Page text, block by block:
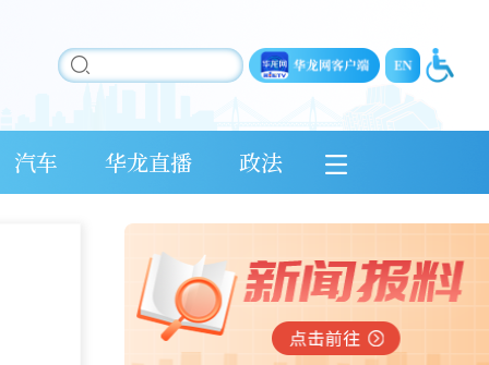
汽车 华龙直播 政法